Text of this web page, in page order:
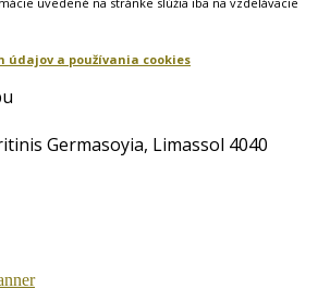
údajov a používania cookies
Germasoyia, Limassol 4040